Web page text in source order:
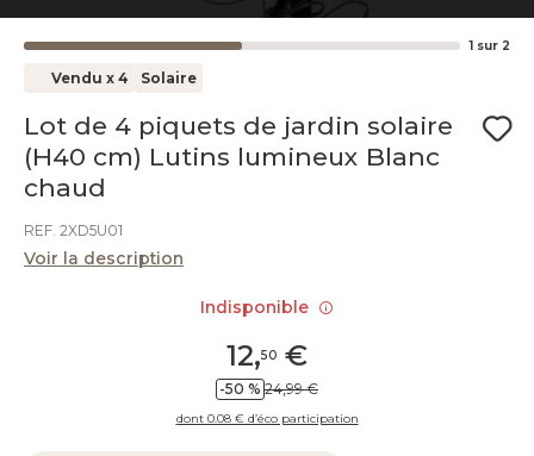
1 sur 2
Vendu x 4 Solaire
Lot de 4 piquets de jardin solaire
(H40 cm) Lutins lumineux Blanc
chaud
REF. 2XD5U01
Voir la description
12,50 €
-50 % 24,99 €
dont 0.08 € d’éco participation